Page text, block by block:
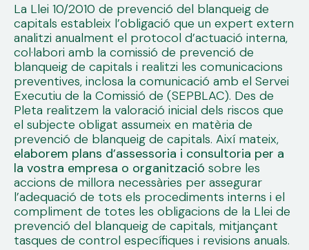
La Llei 10/2010 de prevenció del blanqueig de
capitals estableix l’obligació que un expert extern
analitzi anualment el protocol d’actuació interna,
col·labori amb la comissió de prevenció de
blanqueig de capitals i realitzi les comunicacions
preventives, inclosa la comunicació amb el Servei
Executiu de la Comissió de (SEPBLAC). Des de
Pleta realitzem la valoració inicial dels riscos que
el subjecte obligat assumeix en matèria de
prevenció de blanqueig de capitals. Així mateix,
elaborem plans d’assessoria i consultoria per a
la vostra empresa o organització sobre les
accions de millora necessàries per assegurar
l’adequació de tots els procediments interns i el
compliment de totes les obligacions de la Llei de
prevenció del blanqueig de capitals, mitjançant
tasques de control específiques i revisions anuals.